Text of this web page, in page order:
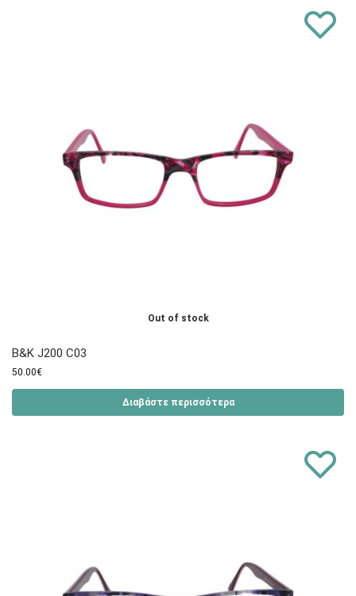
Out of stock
B&K J200 C03
50.00€
Διαβάστε περισσότερα